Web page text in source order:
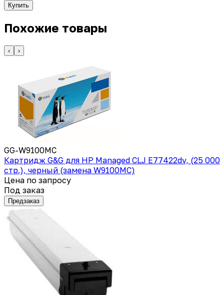
Купить
Похожие товары
‹ ›
GG-W9100MC
Картридж G&G для HP Managed CLJ E77422dv, (25 000
стр.), черный (замена W9100MC)
Цена по запросу
Под заказ
Предзаказ